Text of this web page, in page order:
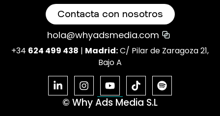
Contacta con nosotros
hola@whyadsmedia.com
+34 624 499 438 | Madrid:C/ Pilar de Zaragoza 21,
Bajo A
© Why Ads Media S.L